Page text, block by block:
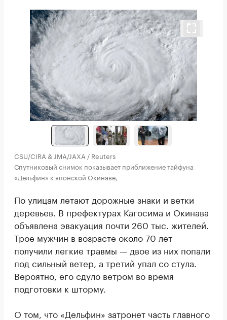
CSU/CIRA & JMA/JAXA / Reuters
Спутниковый снимок показывает приближение тайфуна
«Дельфин» к японской Окинаве,
По улицам летают дорожные знаки и ветки
деревьев. В префектурах Кагосима и Окинава
объявлена эвакуация почти 260 тыс. жителей.
Трое мужчин в возрасте около 70 лет
получили легкие травмы — двое из них попали
под сильный ветер, а третий упал со стула.
Вероятно, его сдуло ветром во время
подготовки к шторму.
О том, что «Дельфин» затронет часть главного